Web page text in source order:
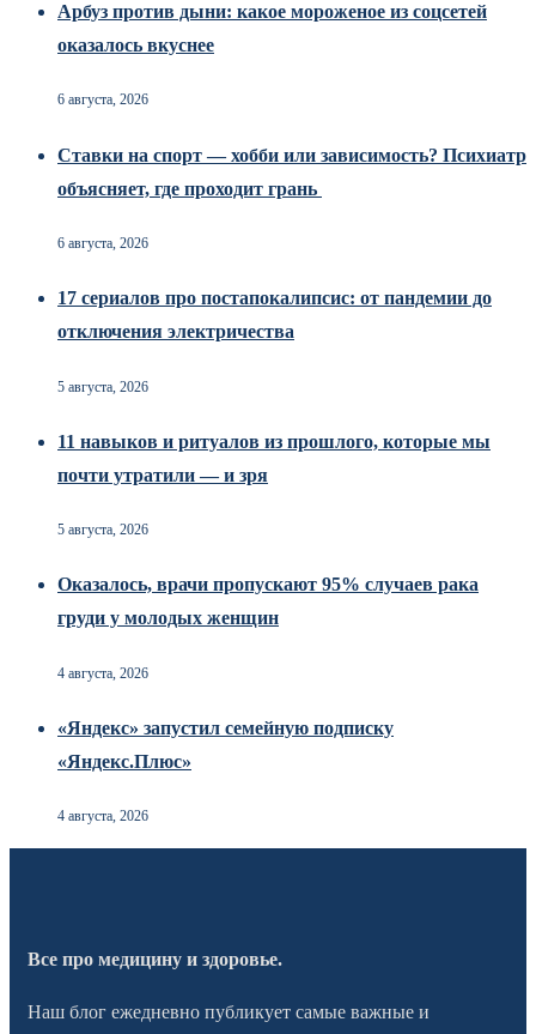
Арбуз против дыни: какое мороженое из соцсетей
оказалось вкуснее
6 августа, 2026
Ставки на спорт — хобби или зависимость? Психиатр
объясняет, где проходит грань
6 августа, 2026
17 сериалов про постапокалипсис: от пандемии до
отключения электричества
5 августа, 2026
11 навыков и ритуалов из прошлого, которые мы
почти утратили — и зря
5 августа, 2026
Оказалось, врачи пропускают 95% случаев рака
груди у молодых женщин
4 августа, 2026
«Яндекс» запустил семейную подписку
«Яндекс.Плюс»
4 августа, 2026
Все про медицину и здоровье.
Наш блог ежедневно публикует самые важные и